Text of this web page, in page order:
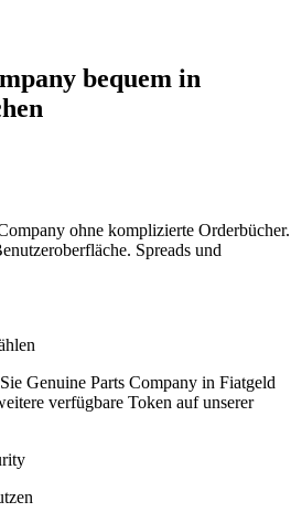
bequem in
ohne komplizierte Orderbücher.
Spreads und
Genuine Parts Company in Fiatgeld
verfügbare Token auf unserer